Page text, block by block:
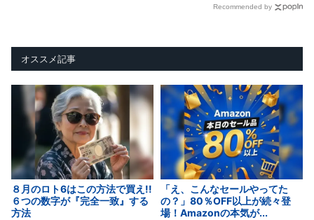
Recommended by
オススメ記事
８月のロト6はこの方法で買え!!
６つの数字が『完全一致』する
方法
「え、こんなセールやってた
の？」80％OFF以上が続々登
場！Amazonの本気が...